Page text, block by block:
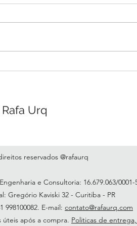
até aqui
qualquer...
Rafa Urq
reservados @rafaurq
e Consultoria: 16.679.063/0001-
Gregório Kaviski 32 - Curitiba - PR
998100082. E-mail: contato@rafaurq.com
após a compra. Politicas de